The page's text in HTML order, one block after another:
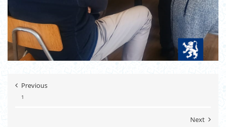
Previous
1
Next